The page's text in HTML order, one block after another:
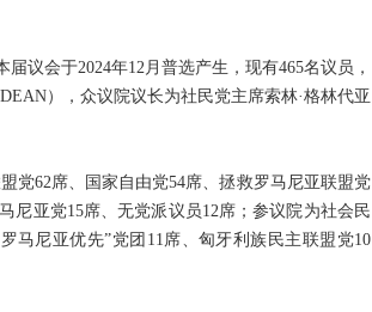
议会于2024年12月普选产生，现有465名议员，
），众议院议长为社民党主席索林·格林代亚
党62席、国家自由党54席、拯救罗马尼亚联盟党
尼亚党15席、无党派议员12席；参议院为社会民
马尼亚优先”党团11席、匈牙利族民主联盟党10